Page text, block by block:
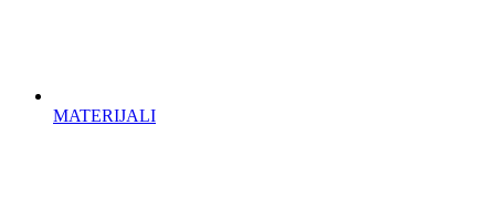
MATERIJALI